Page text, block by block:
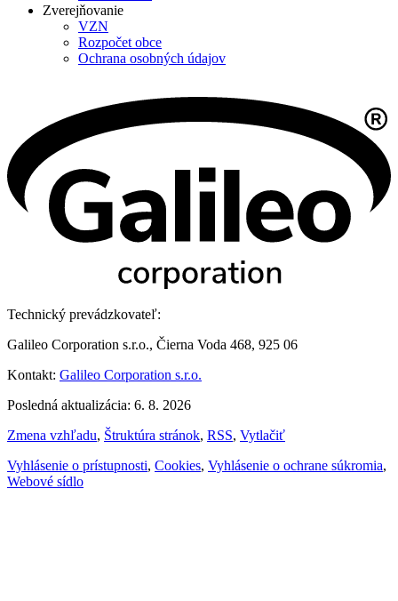
Zverejňovanie
VZN
Rozpočet obce
Ochrana osobných údajov
Technický prevádzkovateľ:
Galileo Corporation s.r.o., Čierna Voda 468, 925 06
Kontakt: Galileo Corporation s.r.o.
Posledná aktualizácia: 6. 8. 2026
Zmena vzhľadu, Štruktúra stránok, RSS, Vytlačiť
Vyhlásenie o prístupnosti, Cookies, Vyhlásenie o ochrane súkromia,
Webové sídlo